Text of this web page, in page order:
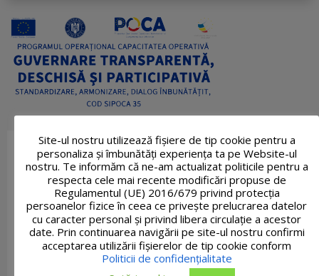
Site-ul nostru utilizează fişiere de tip cookie pentru a
personaliza și îmbunătăți experiența ta pe Website-ul
nostru. Te informăm că ne-am actualizat politicile pentru a
respecta cele mai recente modificări propuse de
Regulamentul (UE) 2016/679 privind protecția
persoanelor fizice în ceea ce privește prelucrarea datelor
cu caracter personal și privind libera circulație a acestor
date. Prin continuarea navigării pe site-ul nostru confirmi
acceptarea utilizării fişierelor de tip cookie conform
Politicii de confidențialitate